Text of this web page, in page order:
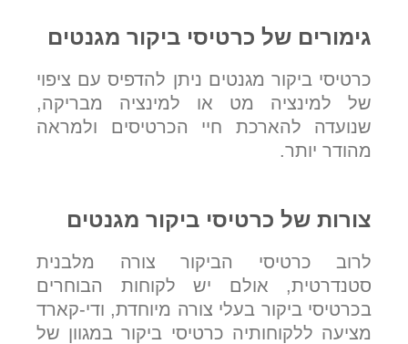
גימורים של כרטיסי ביקור מגנטים
כרטיסי ביקור מגנטים ניתן להדפיס עם ציפוי
של למינציה מט או למינציה מבריקה,
שנועדה להארכת חיי הכרטיסים ולמראה
מהודר יותר.
צורות של כרטיסי ביקור מגנטים
לרוב כרטיסי הביקור צורה מלבנית
סטנדרטית, אולם יש לקוחות הבוחרים
בכרטיסי ביקור בעלי צורה מיוחדת, ודי-קארד
מציעה ללקוחותיה כרטיסי ביקור במגוון של